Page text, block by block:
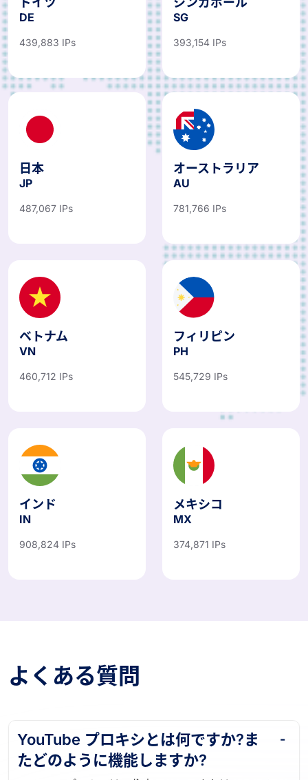
ドイツ
DE
シンガポール
SG
日本
JP
オーストラリア
AU
ベトナム
VN
フィリピン
PH
インド
IN
メキシコ
MX
よくある質問
YouTube プロキシとは何ですか?ま